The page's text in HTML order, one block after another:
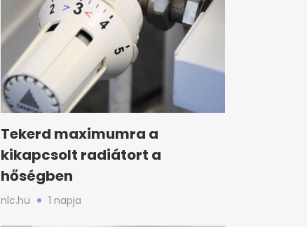
Tekerd maximumra a
kikapcsolt radiátort a
hőségben
nlc.hu 1 napja